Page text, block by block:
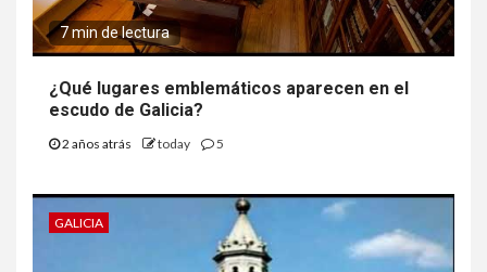
7 min de lectura
¿Qué lugares emblemáticos aparecen en el
escudo de Galicia?
2 años atrás today 5
GALICIA